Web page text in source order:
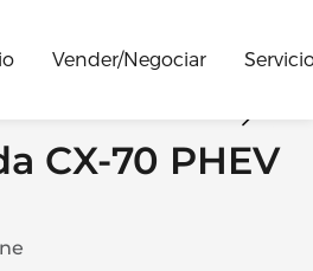
Vender/Negociar
CX-70 PHEV